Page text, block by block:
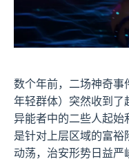
数个年前，二场神奇事
年轻群体）突然收到
异能者中的二些人起始
是针对上层区域的富
动荡，治安形势日益严